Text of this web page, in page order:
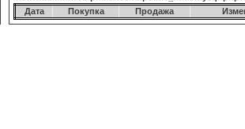
Дата
Покупка Продажа